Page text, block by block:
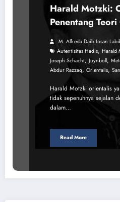
Harald Motzki:
Penentang
M. Alfreda Daib Insan
Autentisitas Hadis, Harald
Joseph Schacht, Juynboll,
Abdur Razzaq, Orientalis,
Harald Motzki orientalis
tidak sepenuhnya sejalan
dalam…
Read More